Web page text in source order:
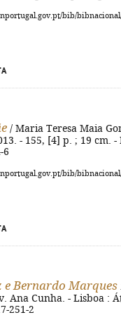
bib/bibnacional/
/ Maria Teresa Maia
- 155, [4] p. ; 19 cm.
6
bib/bibnacional/
e Bernardo Marques
Ana Cunha. - Lisboa :
251-2